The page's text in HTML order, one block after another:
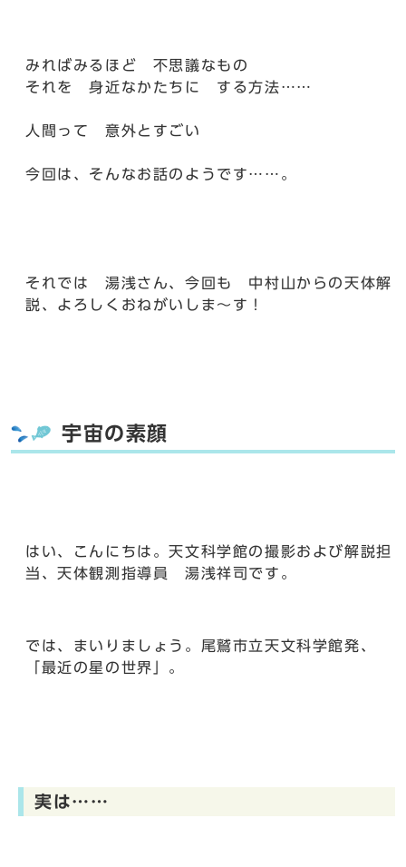
みればみるほど 不思議なもの
それを 身近なかたちに する方法……
人間って 意外とすごい
今回は、そんなお話のようです……。
それでは 湯浅さん、今回も 中村山からの天体解
説、よろしくおねがいしま～す！
宇宙の素顔
はい、こんにちは。天文科学館の撮影および解説担
当、天体観測指導員 湯浅祥司です。
では、まいりましょう。尾鷲市立天文科学館発、
「最近の星の世界」。
実は……